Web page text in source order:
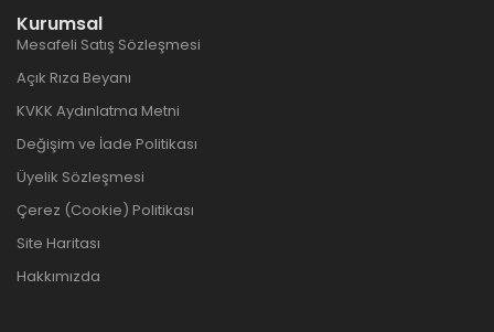
Kurumsal
Mesafeli Satış Sözleşmesi
Açık Rıza Beyanı
KVKK Aydınlatma Metni
Değişim ve İade Politikası
Üyelik Sözleşmesi
Çerez (Cookie) Politikası
Site Haritası
Hakkımızda